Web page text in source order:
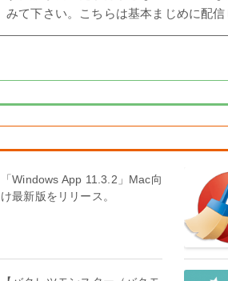
みて下さい。こちらは基本まじめに配信
「Windows App 11.3.2」Mac向
け最新版をリリース。